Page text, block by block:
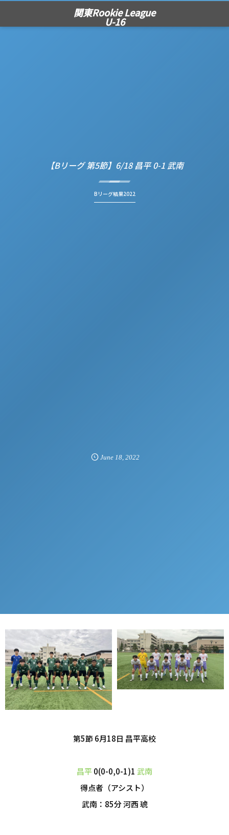
関東Rookie League
U-16
【Bリーグ 第5節】6/18 昌平 0-1 武南
Bリーグ結果2022
June 18,2022
第5節 6月18日 昌平高校
昌平0(0-0,0-1)1 武南
得点者（アシスト）
武南：85分 河西 琥